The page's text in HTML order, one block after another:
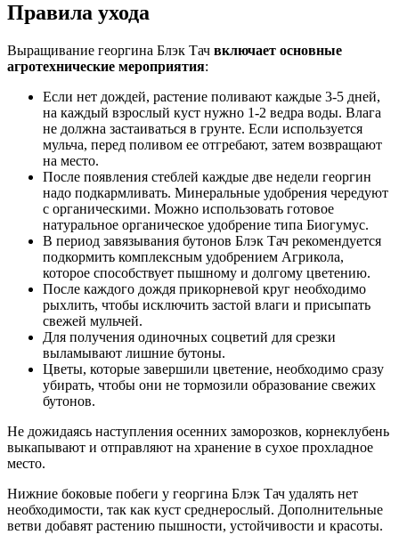
Правила ухода
Выращивание георгина Блэк Тач включает основные
агротехнические мероприятия:
Если нет дождей, растение поливают каждые 3-5 дней,
на каждый взрослый куст нужно 1-2 ведра воды. Влага
не должна застаиваться в грунте. Если используется
мульча, перед поливом ее отгребают, затем возвращают
на место.
После появления стеблей каждые две недели георгин
надо подкармливать. Минеральные удобрения чередуют
с органическими. Можно использовать готовое
натуральное органическое удобрение типа Биогумус.
В период завязывания бутонов Блэк Тач рекомендуется
подкормить комплексным удобрением Агрикола,
которое способствует пышному и долгому цветению.
После каждого дождя прикорневой круг необходимо
рыхлить, чтобы исключить застой влаги и присыпать
свежей мульчей.
Для получения одиночных соцветий для срезки
выламывают лишние бутоны.
Цветы, которые завершили цветение, необходимо сразу
убирать, чтобы они не тормозили образование свежих
бутонов.
Не дожидаясь наступления осенних заморозков, корнеклубень
выкапывают и отправляют на хранение в сухое прохладное
место.
Нижние боковые побеги у георгина Блэк Тач удалять нет
необходимости, так как куст среднерослый. Дополнительные
ветви добавят растению пышности, устойчивости и красоты.